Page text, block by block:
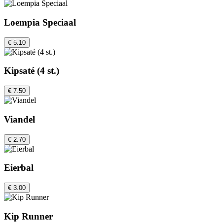
Loempia Speciaal
€ 5.10
Kipsaté (4 st.)
€ 7.50
Viandel
€ 2.70
Eierbal
€ 3.00
Kip Runner